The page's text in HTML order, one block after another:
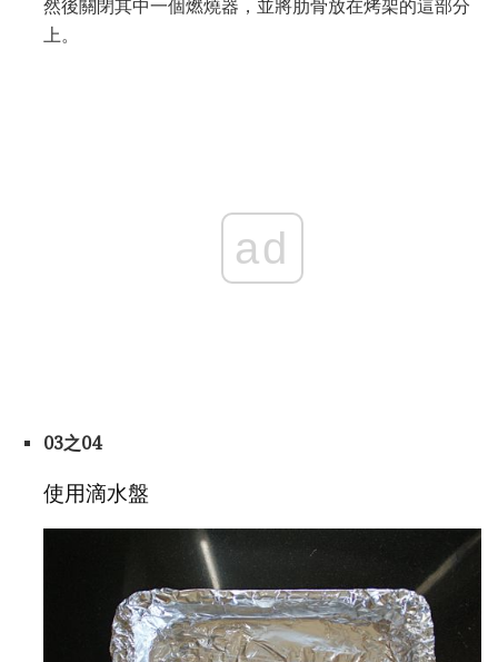
然後關閉其中一個燃燒器，並將肋骨放在烤架的這部分
上。
ad
03之04
使用滴水盤